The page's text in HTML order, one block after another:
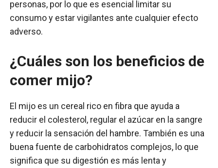
personas, por lo que es esencial limitar su
consumo y estar vigilantes ante cualquier efecto
adverso.
¿Cuáles son los beneficios de
comer mijo?
El mijo es un cereal rico en fibra que ayuda a
reducir el colesterol, regular el azúcar en la sangre
y reducir la sensación del hambre. También es una
buena fuente de carbohidratos complejos, lo que
significa que su digestión es más lenta y